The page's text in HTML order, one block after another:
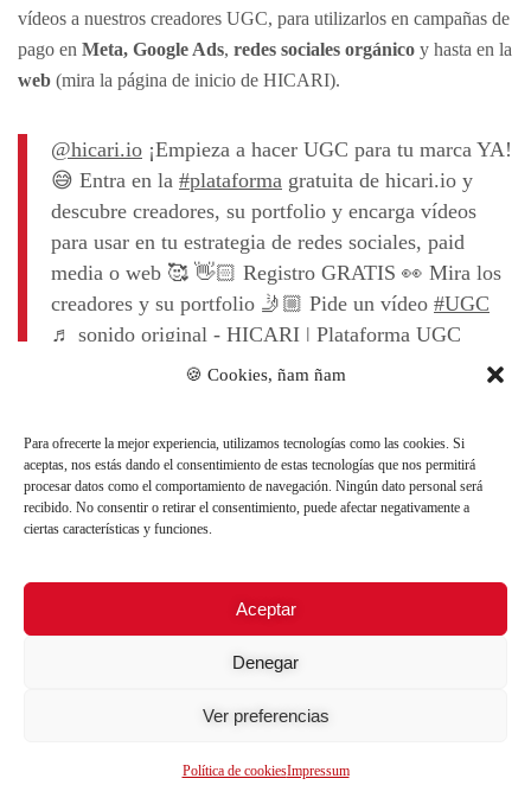
🍪 Cookies, ñam ñam
Para ofrecerte la mejor experiencia, utilizamos tecnologías como las cookies. Si
aceptas, nos estás dando el consentimiento de estas tecnologías que nos permitirá
procesar datos como el comportamiento de navegación. Ningún dato personal será
recibido. No consentir o retirar el consentimiento, puede afectar negativamente a
ciertas características y funciones.
Aceptar
Denegar
Ver preferencias
Política de cookiesImpressum
vídeos a nuestros creadores UGC, para utilizarlos en campañas de
pago en Meta, Google Ads, redes sociales orgánico y hasta en la
web (mira la página de inicio de HICARI).
@hicari.io ¡Empieza a hacer UGC para tu marca YA!
😅 Entra en la #plataforma gratuita de hicari.io y
descubre creadores, su portfolio y encarga vídeos
para usar en tu estrategia de redes sociales, paid
media o web 🥰 👋🏻 Registro GRATIS 👀 Mira los
creadores y su portfolio 🤳🏼 Pide un vídeo #UGC
♬ sonido original - HICARI | Plataforma UGC
Estrategia :goParklyutilizó la plataforma UGC de
HICARI para crear contenido de forma recurrente para sus
redes sociales orgánico y utilizar también en sus campañas
variedad a su contenido orgánico y campañas con
excelentes resultados.
probar con diferentes creadores y su forma de comunicar y
un creador, amplía, prueba, mide.